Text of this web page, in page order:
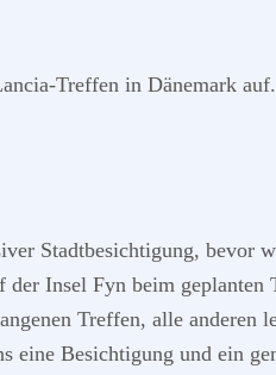
Treffen in Dänemark auf.
Stadtbesichtigung, bevor
Insel Fyn beim geplanten
Treffen, alle anderen
Besichtigung und ein